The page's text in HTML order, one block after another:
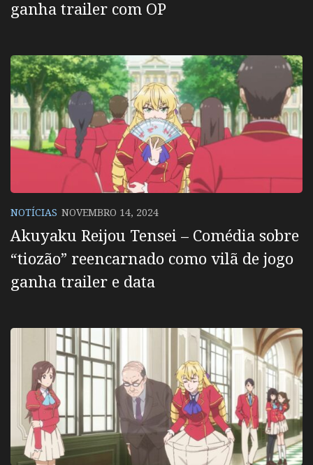
ganha trailer com OP
NOTÍCIAS NOVEMBRO 14, 2024
Akuyaku Reijou Tensei – Comédia sobre
“tiozão” reencarnado como vilã de jogo
ganha trailer e data